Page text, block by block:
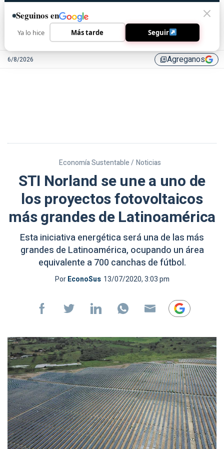
6/8/2026 library_addAgreganos
Economía Sustentable / Noticias
STI Norland se une a uno de
los proyectos fotovoltaicos
más grandes de Latinoamérica
Esta iniciativa energética será una de las más
grandes de Latinoamérica, ocupando un área
equivalente a 700 canchas de fútbol.
PorEconoSus 13/07/2020, 3:03 pm
Seguinos en
Ya lo hice Más tarde Seguir